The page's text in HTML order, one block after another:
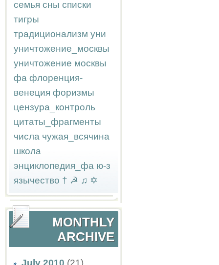
семья сны списки
тигры
традиционализм уни
уничтожение_москвы
уничтожение москвы
фа флоренция-
венеция форизмы
цензура_контроль
цитаты_фрагменты
числа чужая_всячина
школа
энциклопедия_фа ю-з
язычество † ☭ ♫ ✡
MONTHLY
ARCHIVE
July 2010 (21)